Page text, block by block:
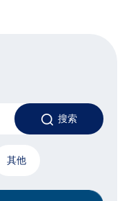
搜索
其他